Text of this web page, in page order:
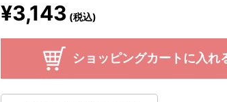
¥3,143 (税込)
ショッピングカートに入れ